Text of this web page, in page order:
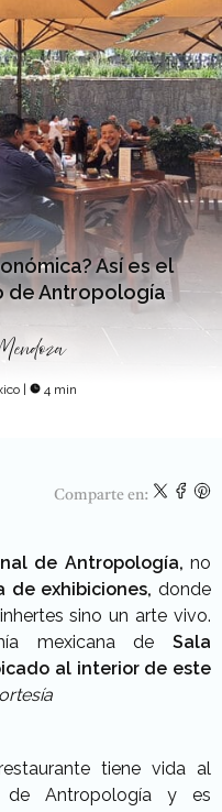
Así es el
de Antropología
| 4 min
Comparte en:
de Antropología, no
de exhibiciones, donde
sino un arte vivo.
mexicana de Sala
al interior de este
tiene vida al
de Antropología y es